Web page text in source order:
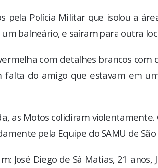
pela Polícia Militar que isolou a
balneário, e saíram para outra
com detalhes brancos com
do amigo que estavam em
as Motos colidiram
pela Equipe do SAMU de São
José Diego de Sá Matias, 21 anos,